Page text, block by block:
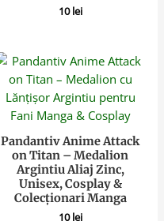
10lei
Pandantiv Anime Attack
on Titan – Medalion
Argintiu Aliaj Zinc,
Unisex, Cosplay &
Colecționari Manga
10lei